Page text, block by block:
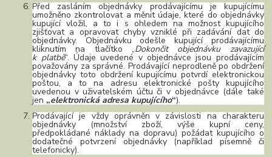
Před zasláním objednávky prodávajícímu je kupujícímu
umožněno zkontrolovat a měnit údaje, které do objednávky
kupující vložil, a to i s ohledem na možnost kupujícího
zjišťovat a opravovat chyby vzniklé při zadávání dat do
objednávky. Objednávku odešle kupující prodávajícímu
kliknutím na tlačítko „Dokončit objednávku zavazující
k platbě“. Údaje uvedené v objednávce jsou prodávajícím
považovány za správné. Prodávající neprodleně po obdržení
objednávky toto obdržení kupujícímu potvrdí elektronickou
poštou, a to na adresu elektronické pošty kupujícího
uvedenou v uživatelském účtu či v objednávce (dále také
jen „elektronická adresa kupujícího“).
Prodávající je vždy oprávněn v závislosti na charakteru
objednávky (množství zboží, výše kupní ceny,
předpokládané náklady na dopravu) požádat kupujícího o
dodatečné potvrzení objednávky (například písemně či
telefonicky).